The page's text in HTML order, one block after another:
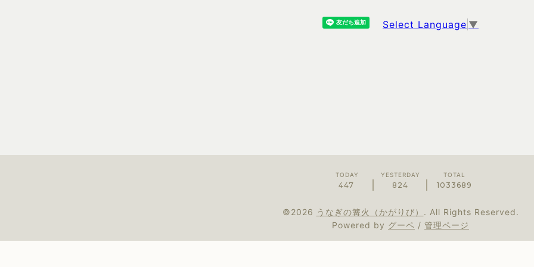
Select Language ▼
TODAY
447
YESTERDAY
824
TOTAL
1033689
©2026 うなぎの篝火（かがりび） . All Rights Reserved.
Powered by グーペ / 管理ページ